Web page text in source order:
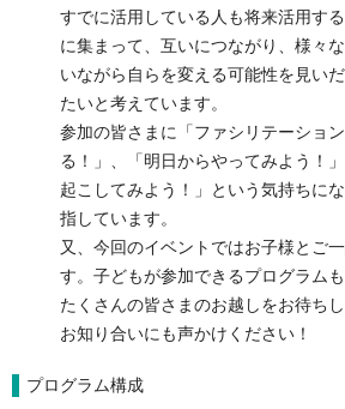
すでに活用している人も将来活用す
に集まって、互いにつながり、様々
いながら自らを変える可能性を見い
たいと考えています。
参加の皆さまに「ファシリテーショ
る！」、「明日からやってみよう！
起こしてみよう！」という気持ちに
指しています。
又、今回のイベントではお子様とご
す。子どもが参加できるプログラムも
たくさんの皆さまのお越しをお待ち
お知り合いにも声かけください！
プログラム構成